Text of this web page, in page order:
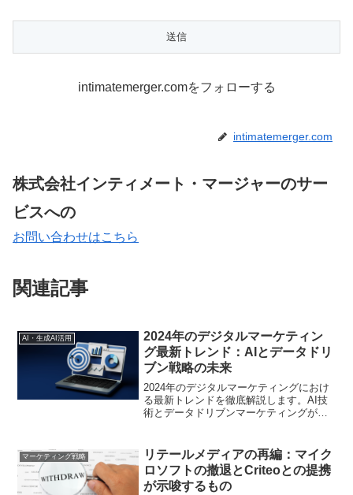
intimatemerger.comをフォローする
intimatemerger.com
株式会社インティメート・マージャーのサー
ビスへの
お問い合わせはこちら
関連記事
AI・生成AI活用
2024年のデジタルマーケティン
グ最新トレンド：AIとデータドリ
ブン戦略の未来
2024年のデジタルマーケティングにおけ
る最新トレンドを徹底解説します。AI技
術とデータドリブンマーケティングがど
マーケティング戦略
リテールメディアの再編：マイク
ロソフトの撤退とCriteoとの提携
が示唆するもの